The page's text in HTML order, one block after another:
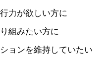
力が欲しい方に
組みたい方に
ョンを維持していたい